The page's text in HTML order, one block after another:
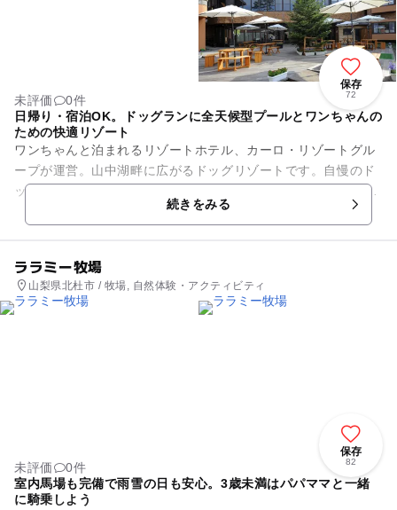
保存
72
未評価
0件
日帰り・宿泊OK。ドッグランに全天候型プールとワンちゃんの
ための快適リゾート
ワンちゃんと泊まれるリゾートホテル、カーロ・リゾートグル
ープが運営。山中湖畔に広がるドッグリゾートです。自慢のド
ッグランは、大小・屋内外あわせて10ヶ所設置。特に美しい富
士山を背景にみずみずしい...続きをみる
ララミー牧場
山梨県北杜市 / 牧場, 自然体験・アクティビティ
保存
82
未評価
0件
室内馬場も完備で雨雪の日も安心。3歳未満はパパママと一緒
に騎乗しよう